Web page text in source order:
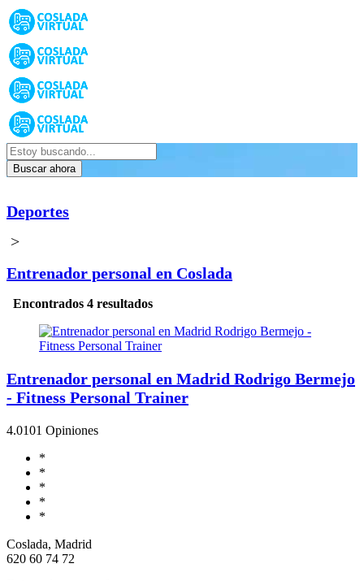
Buscar ahora
Deportes
>
Entrenador personal en Coslada
Encontrados 4 resultados
Entrenador personal en Madrid Rodrigo Bermejo
- Fitness Personal Trainer
4.0101 Opiniones
*
*
*
*
*
Coslada, Madrid
620 60 74 72